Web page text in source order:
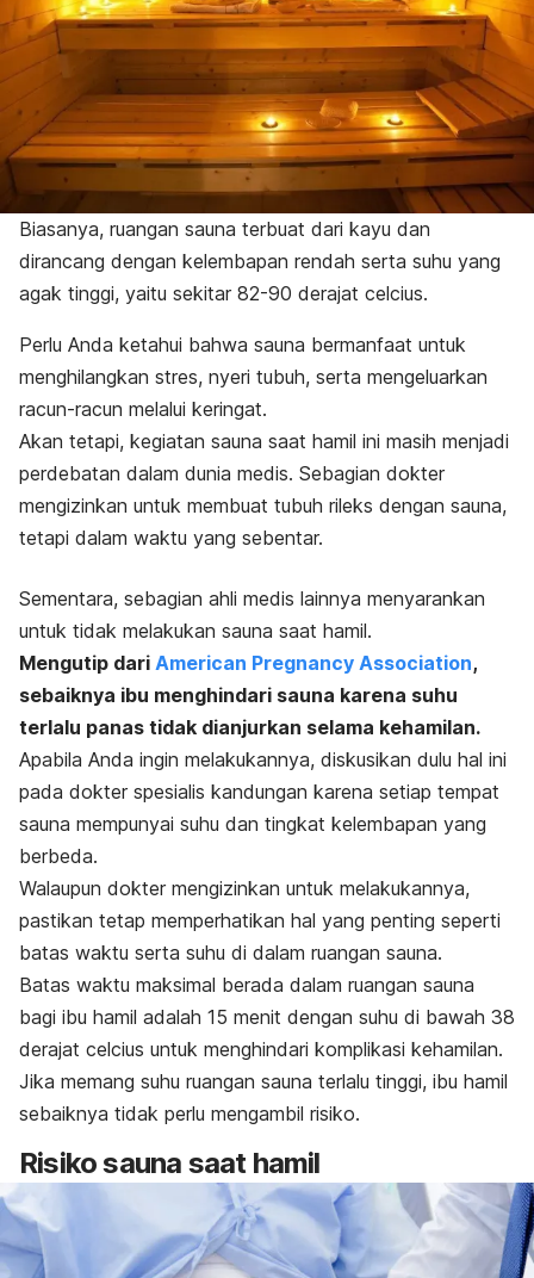
Biasanya, ruangan sauna terbuat dari kayu dan
dirancang dengan kelembapan rendah serta suhu yang
agak tinggi, yaitu sekitar 82-90 derajat celcius.
Perlu Anda ketahui bahwa sauna bermanfaat untuk
menghilangkan stres, nyeri tubuh, serta mengeluarkan
racun-racun melalui keringat.
Akan tetapi, kegiatan sauna saat hamil ini masih menjadi
perdebatan dalam dunia medis. Sebagian dokter
mengizinkan untuk membuat tubuh rileks dengan sauna,
tetapi dalam waktu yang sebentar.
Sementara, sebagian ahli medis lainnya menyarankan
untuk tidak melakukan sauna saat hamil.
Mengutip dari American Pregnancy Association,
sebaiknya ibu menghindari sauna karena suhu
terlalu panas tidak dianjurkan selama kehamilan.
Apabila Anda ingin melakukannya, diskusikan dulu hal ini
pada dokter spesialis kandungan karena setiap tempat
sauna mempunyai suhu dan tingkat kelembapan yang
berbeda.
Walaupun dokter mengizinkan untuk melakukannya,
pastikan tetap memperhatikan hal yang penting seperti
batas waktu serta suhu di dalam ruangan sauna.
Batas waktu maksimal berada dalam ruangan sauna
bagi ibu hamil adalah 15 menit dengan suhu di bawah 38
derajat celcius untuk menghindari komplikasi kehamilan.
Jika memang suhu ruangan sauna terlalu tinggi, ibu hamil
sebaiknya tidak perlu mengambil risiko.
Risiko sauna saat hamil